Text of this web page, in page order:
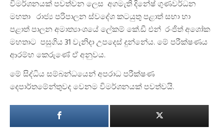
විමර්ශනයක් පවත්වන ලෙස අගමැති දිනේෂ් ගුණවර්ධන
මහතා රාජ්‍ය පරිපාලන ස්වදේශ කටයුතු පළාත් සභා හා
පළාත් පාලන අමාත්‍යාංශයේ ලේකම් කේ.ඩී එන් රංජිත් අශෝක
මහතාට පසුගිය 31 වැනිදා උපදෙස් දුන්නේය. මේ පරීක්ෂණය
ආරම්භ කෙරුණේ ඒ අනුවය.
මේ සිද්ධිය සම්බන්ධයෙන් අපරාධ පරීක්ෂණ
දෙපාර්තමේන්තුවද වෙනම විමර්ශනයක් පවත්වයි.